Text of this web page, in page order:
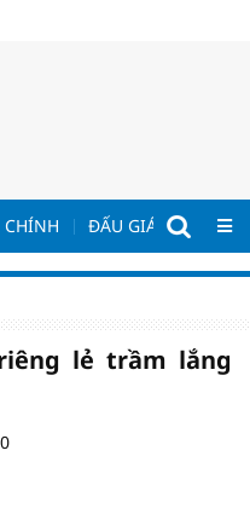
CHÍNH ĐẤU GIÁ - ĐẤU
lẻ trầm lắng